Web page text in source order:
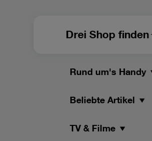
Drei Shop finden
Rund um's Handy
Beliebte Artikel
TV & Filme